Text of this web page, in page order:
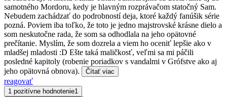
samotného Mordoru, kedy je hlavným rozprávačom statočný Sam.
Nebudem zachádzať do podrobností deja, ktoré každý fanúšik série
pozná. Poviem iba toľko, že toto je jedno majstrovské krásne dielo a
som neskutočne rada, že som sa odhodlala na jeho opätovné
prečítanie. Myslím, že som dozrela a viem ho oceniť lepšie ako v
mladšej mladosti :D Ešte taká maličkosť, veľmi sa mi páčili
posledné kapitoly (robenie poriadkov s vandalmi v Grófstve ako aj
jeho opätovná obnova).
Čítať viac
reagovať
1 pozitívne hodnotenie1